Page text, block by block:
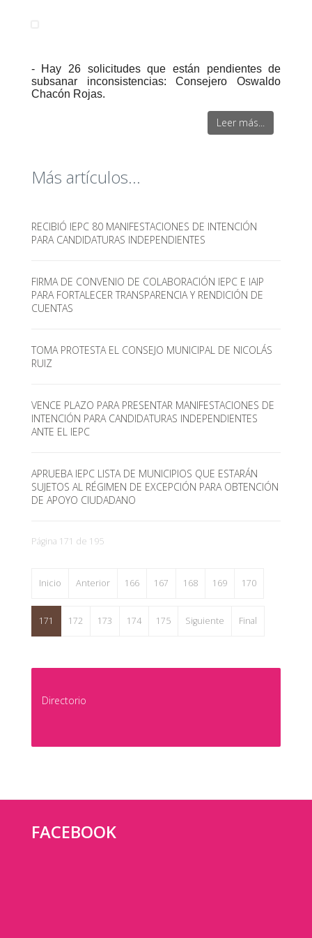
- Hay 26 solicitudes que están pendientes de
subsanar inconsistencias: Consejero Oswaldo
Chacón Rojas.
Leer más...
Más artículos...
RECIBIÓ IEPC 80 MANIFESTACIONES DE INTENCIÓN
PARA CANDIDATURAS INDEPENDIENTES
FIRMA DE CONVENIO DE COLABORACIÓN IEPC E IAIP
PARA FORTALECER TRANSPARENCIA Y RENDICIÓN DE
CUENTAS
TOMA PROTESTA EL CONSEJO MUNICIPAL DE NICOLÁS
RUIZ
VENCE PLAZO PARA PRESENTAR MANIFESTACIONES DE
INTENCIÓN PARA CANDIDATURAS INDEPENDIENTES
ANTE EL IEPC
APRUEBA IEPC LISTA DE MUNICIPIOS QUE ESTARÁN
SUJETOS AL RÉGIMEN DE EXCEPCIÓN PARA OBTENCIÓN
DE APOYO CIUDADANO
Página 171 de 195
Inicio Anterior 166 167 168 169 170
171 172 173 174 175 Siguiente Final
Directorio
FACEBOOK